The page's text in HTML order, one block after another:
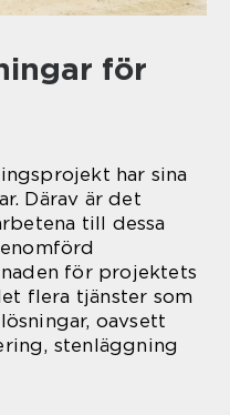
för
har sina
Därav är det
till dessa
för projektets
flera tjänster som
oavsett
stenläggning